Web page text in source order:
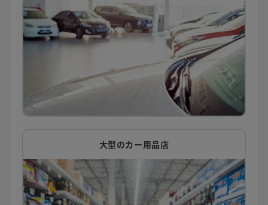
大型のカー用品店